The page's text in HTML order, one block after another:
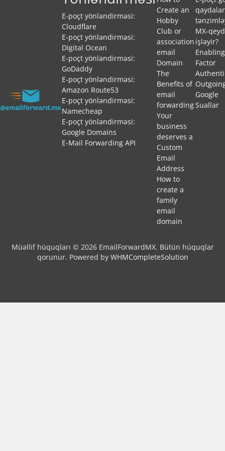
E-poçt yönləndirməsi:
Cloudflare
E-poçt yönləndirməsi:
Digital Ocean
E-poçt yönləndirməsi:
GoDaddy
E-poçt yönləndirməsi:
Amazon Route53
E-poçt yönləndirməsi:
Namecheap
E-poçt yönləndirməsi:
Google Domains
E-Mail Forwarding API
Create an
Hobby
Club or
association
email
Domain
The
Benefits of
email
forwarding
Your
business
deserves a
Custom
Email
Address
How to
create a
family
email
domain
MX-
işləyir?
Factor
Google
Suallar
Müəllif hüquqları © 2026 EmailForwardMX. Bütün hüquqlar
qorunur. Powered by WHMCompleteSolution